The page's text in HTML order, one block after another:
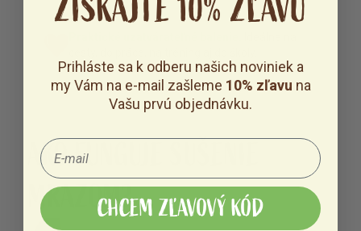
AKO FUNGUJE SUŠENIE
MRAZOM?
ZÍSKAJTE 10% ZĽAVU
Prihláste sa k odberu našich noviniek a
my Vám na e-mail zašleme 10% zľavu na
Vašu prvú objednávku.
CHCEM ZĽAVOVÝ KÓD